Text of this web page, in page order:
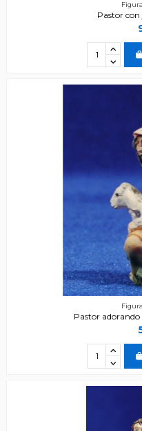
Pastor con
Pastor adorando